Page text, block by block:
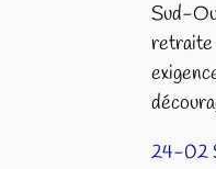
Sud-
retraite
24-02